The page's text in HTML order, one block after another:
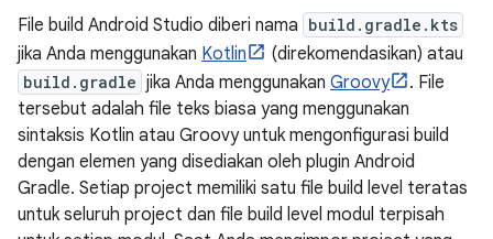
File build Android Studio diberi nama build.gradle.kts
jika Anda menggunakan Kotlin (direkomendasikan) atau
build.gradle jika Anda menggunakan Groovy
. File
tersebut adalah file teks biasa yang menggunakan
sintaksis Kotlin atau Groovy untuk mengonfigurasi build
dengan elemen yang disediakan oleh plugin Android
Gradle. Setiap project memiliki satu file build level teratas
untuk seluruh project dan file build level modul terpisah